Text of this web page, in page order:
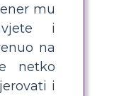
mu
i
na
netko
i